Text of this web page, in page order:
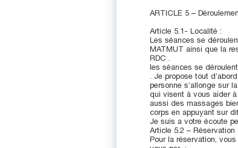
ARTICLE 5 –
Article 5.1- Localité :
Les séances se
MATMUT ainsi que la
RDC .
les séances se
. Je propose tout
personne s’allonge sur
qui visent à vous aider
aussi des massages
corps en appuyant sur
Je suis a votre écoute
Article 5.2 – Réservation :
Pour la réservation,